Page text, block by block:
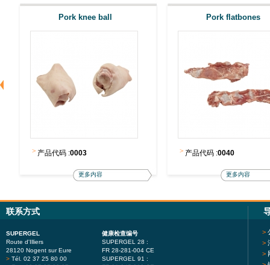
Pork knee ball
> 产品代码 :0003
更多内容
Pork flatbones
> 产品代码 :0040
更多内容
联系方式
SUPERGEL
Route d'Illiers
28120 Nogent sur Eure
> Tél. 02 37 25 80 00
健康检查编号
SUPERGEL 28 :
FR 28-281-004 CE
SUPERGEL 91 :
>
>
>